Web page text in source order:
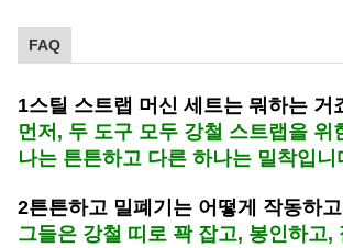
FAQ
1스틸 스트랩 머신 세트는 뭐하는 거
먼저, 두 도구 모두 강철 스트랩을 위
나는 튼튼하고 다른 하나는 밀착입니
2튼튼하고 밀폐기는 어떻게 작동하
그들은 강철 띠로 꽉 잡고, 봉인하고,